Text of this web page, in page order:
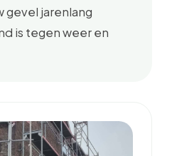
gevel jarenlang
is tegen weer en